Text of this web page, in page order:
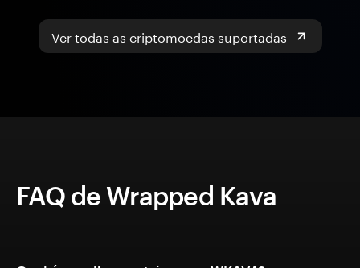
Ver todas as criptomoedas suportadas
FAQ de Wrapped Kava